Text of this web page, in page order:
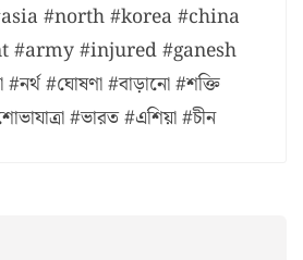
#north #korea #china
#army #injured #ganesh
#ঘোষণা #বাড়ানো #শক্তি
#ভারত #এশিয়া #চীন